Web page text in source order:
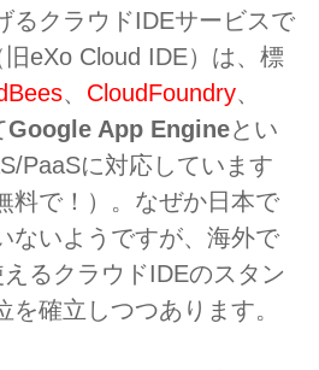
るクラウドIDEサービスで
旧eXo Cloud IDE）は、標
、 CloudFoundry、
Google App Engineとい
PaaSに対応しています
料で！）。なぜか日本で
ないようですが、海外で
るクラウドIDEのスタン
を確立しつつあります。